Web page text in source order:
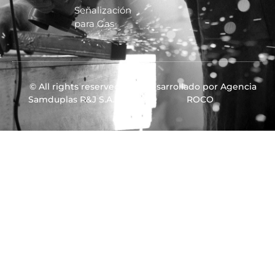
Señalización
para Gas
© All rights reserved
Samduplas R&J S.A.S.
Desarrollado por Agencia
ROCO